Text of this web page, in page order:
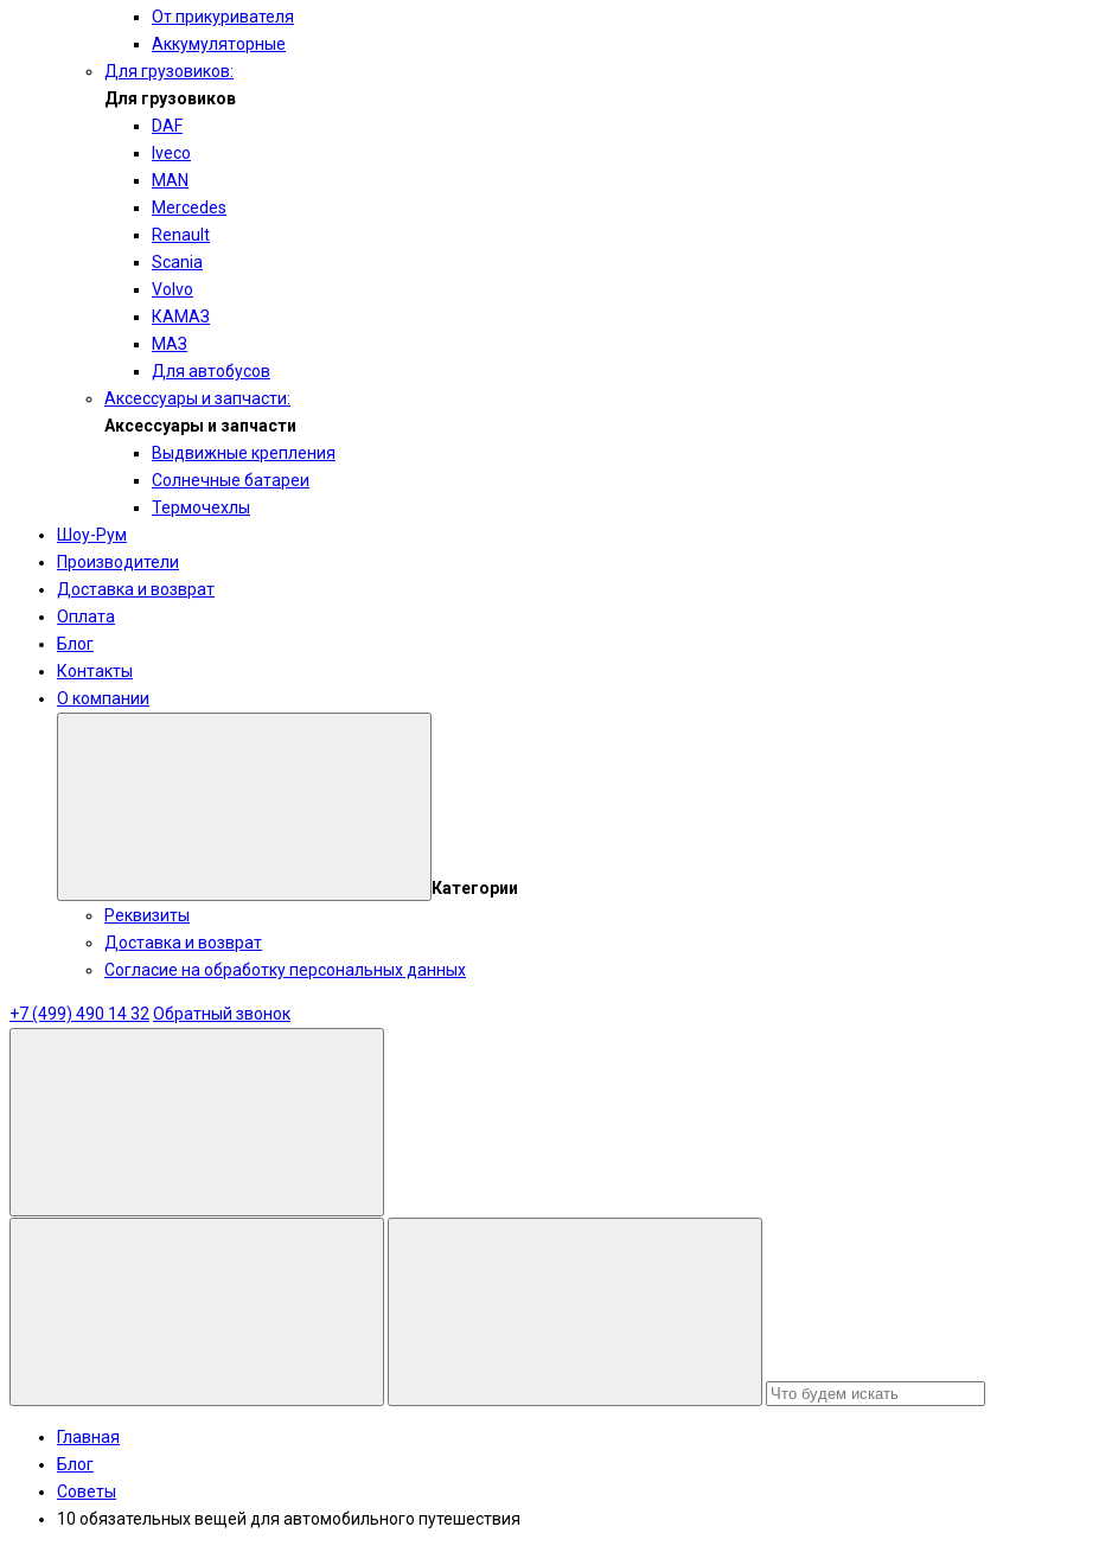
От прикуривателя
Аккумуляторные
Для грузовиков:
Для грузовиков
DAF
Iveco
MAN
Mercedes
Renault
Scania
Volvo
КАМАЗ
МАЗ
Для автобусов
Аксессуары и запчасти:
Аксессуары и запчасти
Выдвижные крепления
Солнечные батареи
Термочехлы
Шоу-Рум
Производители
Доставка и возврат
Оплата
Блог
Контакты
О компании
Категории
Реквизиты
Доставка и возврат
Согласие на обработку персональных данных
+7 (499) 490 14 32 Обратный звонок
Главная
Блог
Советы
10 обязательных вещей для автомобильного путешествия